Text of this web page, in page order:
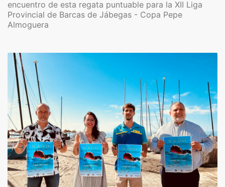
encuentro de esta regata puntuable para la XII Liga
Provincial de Barcas de Jábegas - Copa Pepe
Almoguera